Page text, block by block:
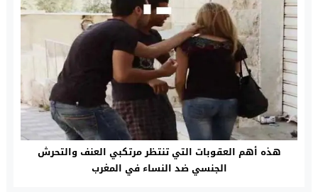
هذه أهم العقوبات التي تنتظر مرتكبي العنف والتحرش
الجنسي ضد النساء في المغرب